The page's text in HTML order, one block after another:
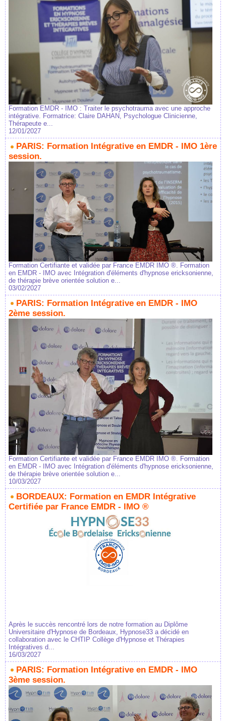
Formation EMDR - IMO : Traiter le psychotrauma avec une approche
intégrative. Formatrice: Claire DAHAN, Psychologue Clinicienne,
Thérapeute e...
12/01/2027
PARIS: Formation Intégrative en EMDR - IMO 1ère
session.
Formation Certifiante et validée par France EMDR IMO ®. Formation
en EMDR - IMO avec Intégration d'éléments d'hypnose ericksonienne,
de thérapie brève orientée solution e...
03/02/2027
PARIS: Formation Intégrative en EMDR - IMO
2ème session.
Formation Certifiante et validée par France EMDR IMO ®. Formation
en EMDR - IMO avec Intégration d'éléments d'hypnose ericksonienne,
de thérapie brève orientée solution e...
10/03/2027
BORDEAUX: Formation en EMDR Intégrative
Certifiée par France EMDR - IMO ®
Après le succès rencontré lors de notre formation au Diplôme
Universitaire d'Hypnose de Bordeaux, Hypnose33 a décidé en
collaboration avec le CHTIP Collège d'Hypnose et Thérapies
Intégratives d...
16/03/2027
PARIS: Formation Intégrative en EMDR - IMO
3ème session.